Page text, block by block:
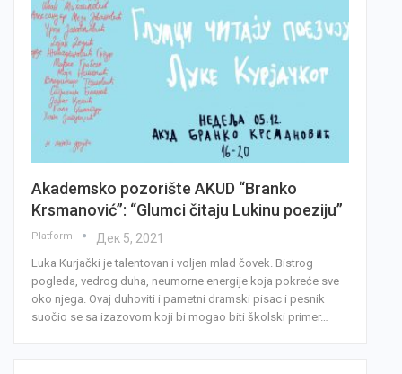
Akademsko pozorište AKUD “Branko
Krsmanović”: “Glumci čitaju Lukinu poeziju”
Platform Дек 5, 2021
Luka Kurjački je talentovan i voljen mlad čovek. Bistrog
pogleda, vedrog duha, neumorne energije koja pokreće sve
oko njega. Ovaj duhoviti i pametni dramski pisac i pesnik
suočio se sa izazovom koji bi mogao biti školski primer…